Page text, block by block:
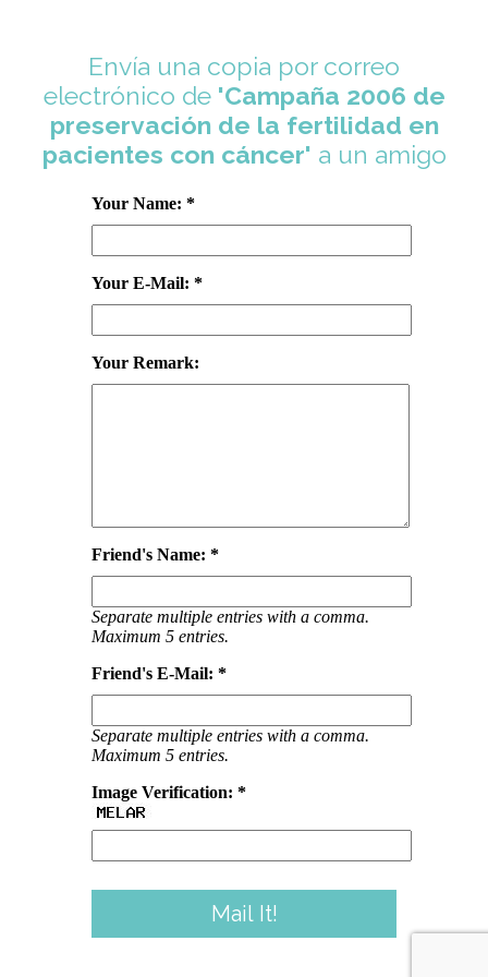
Envía una copia por correo
electrónico de 'Campaña 2006 de
preservación de la fertilidad en
pacientes con cáncer' a un amigo
Your Name: *
Your E-Mail: *
Your Remark:
Friend's Name: *
Separate multiple entries with a comma.
Maximum 5 entries.
Friend's E-Mail: *
Separate multiple entries with a comma.
Maximum 5 entries.
Image Verification: *